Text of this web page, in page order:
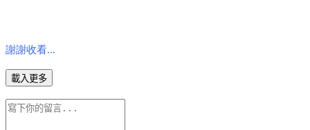
謝謝收看...
載入更多